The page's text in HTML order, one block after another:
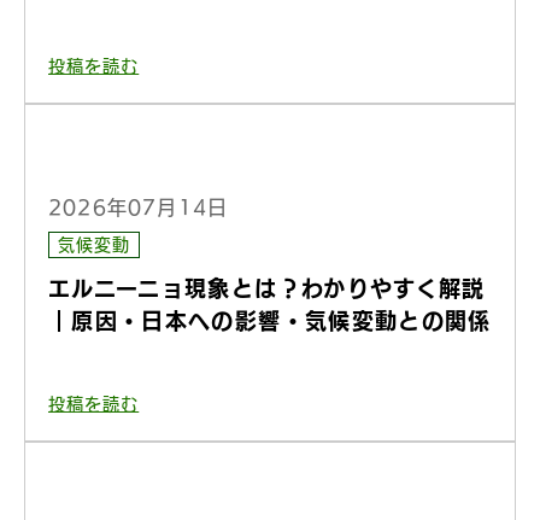
投稿を読む
2026年07月14日
気候変動
エルニーニョ現象とは？わかりやすく解説
｜原因・日本への影響・気候変動との関係
投稿を読む